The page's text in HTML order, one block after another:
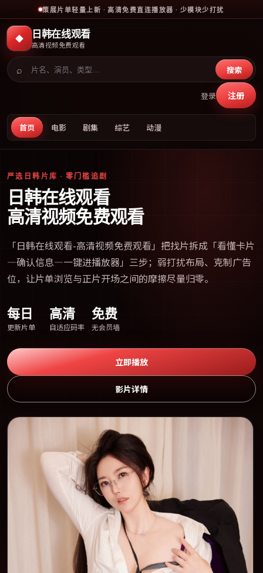
策展片单轻量上新 · 高清免费直连播放器 · 少模块少打扰
◆ 日韩在线观看
高清视频免费观看
首页 电影 剧集 综艺 动漫
⌕ 搜索
登录 注册
严选日韩片库 · 零门槛追剧
日韩在线观看
高清视频免费观看
「日韩在线观看-高清视频免费观看 」把找片拆成「看懂卡片
—确认信息—一键进播放器」三步；弱打扰布局、克制广告
位，让片单浏览与正片开场之间的摩擦尽量归零。
每日
更新片单
高清
自适应码率
免费
无会员墙
立即播放
影片详情